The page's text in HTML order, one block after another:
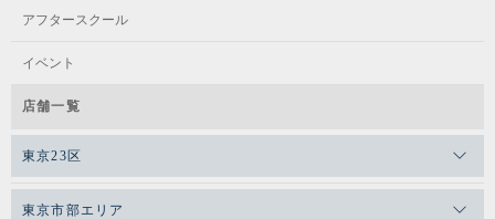
アフタースクール
イベント
店舗一覧
東京23区
東京市部エリア